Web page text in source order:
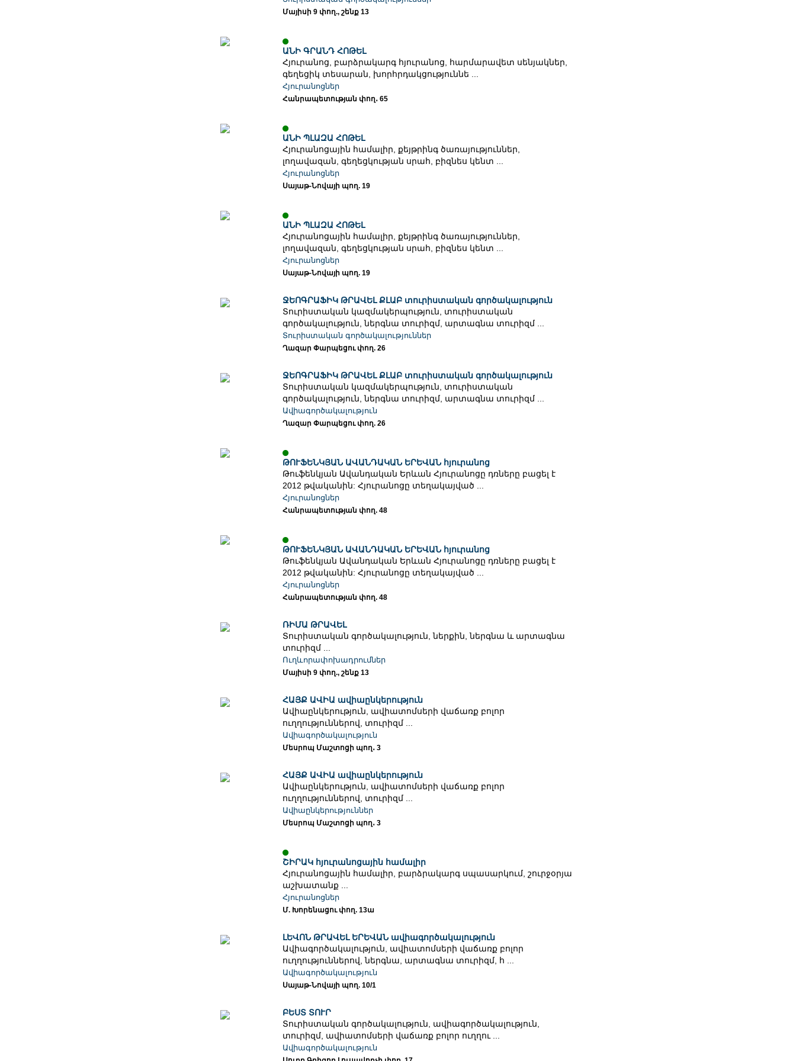
Մայիսի 9 փող., շենք 13
ԱՆԻ ԳՐԱՆԴ ՀՈԹԵԼ
Հյուրանոց, բարձրակարգ հյուրանոց, հարմարավետ սենյակներ,
գեղեցիկ տեսարան, խորհրդակցություննե ...
Հյուրանոցներ
Հանրապետության փող․ 65
ԱՆԻ ՊԼԱԶԱ ՀՈԹԵԼ
Հյուրանոցային համալիր, քեյթրինգ ծառայություններ,
լողավազան, գեղեցկության սրահ, բիզնես կենտ ...
Հյուրանոցներ
Սայաթ-Նովայի պող. 19
ԱՆԻ ՊԼԱԶԱ ՀՈԹԵԼ
Հյուրանոցային համալիր, քեյթրինգ ծառայություններ,
լողավազան, գեղեցկության սրահ, բիզնես կենտ ...
Հյուրանոցներ
Սայաթ-Նովայի պող. 19
ՋԵՈԳՐԱՖԻԿ ԹՐԱՎԵԼ ՔԼԱԲ տուրիստական գործակալություն
Տուրիստական կազմակերպություն, տուրիստական
գործակալություն, ներգնա տուրիզմ, արտագնա տուրիզմ ...
Տուրիստական գործակալություններ
Ղազար Փարպեցու փող. 26
ՋԵՈԳՐԱՖԻԿ ԹՐԱՎԵԼ ՔԼԱԲ տուրիստական գործակալություն
Տուրիստական կազմակերպություն, տուրիստական
գործակալություն, ներգնա տուրիզմ, արտագնա տուրիզմ ...
Ավիագործակալություն
Ղազար Փարպեցու փող. 26
ԹՈՒՖԵՆԿՅԱՆ ԱՎԱՆԴԱԿԱՆ ԵՐԵՎԱՆ հյուրանոց
Թուֆենկյան Ավանդական Երևան Հյուրանոցը դռները բացել է
2012 թվականին: Հյուրանոցը տեղակայված ...
Հյուրանոցներ
Հանրապետության փող. 48
ԹՈՒՖԵՆԿՅԱՆ ԱՎԱՆԴԱԿԱՆ ԵՐԵՎԱՆ հյուրանոց
Թուֆենկյան Ավանդական Երևան Հյուրանոցը դռները բացել է
2012 թվականին: Հյուրանոցը տեղակայված ...
Հյուրանոցներ
Հանրապետության փող. 48
ՌԻՄԱ ԹՐԱՎԵԼ
Տուրիստական գործակալություն, ներքին, ներգնա և արտագնա
տուրիզմ ...
Ուղևորափոխադրումներ
Մայիսի 9 փող., շենք 13
ՀԱՅՔ ԱՎԻԱ ավիաընկերություն
Ավիաընկերություն, ավիատոմսերի վաճառք բոլոր
ուղղություններով, տուրիզմ ...
Ավիագործակալություն
Մեսրոպ Մաշտոցի պող․ 3
ՀԱՅՔ ԱՎԻԱ ավիաընկերություն
Ավիաընկերություն, ավիատոմսերի վաճառք բոլոր
ուղղություններով, տուրիզմ ...
Ավիաընկերություններ
Մեսրոպ Մաշտոցի պող․ 3
ՇԻՐԱԿ հյուրանոցային համալիր
Հյուրանոցային համալիր, բարձրակարգ սպասարկում, շուրջօրյա
աշխատանք ...
Հյուրանոցներ
Մ. Խորենացու փող. 13ա
ԼԵՎՈՆ ԹՐԱՎԵԼ ԵՐԵՎԱՆ ավիագործակալություն
Ավիագործակալություն, ավիատոմսերի վաճառք բոլոր
ուղղություններով, ներգնա, արտագնա տուրիզմ, հ ...
Ավիագործակալություն
Սայաթ-Նովայի պող. 10/1
ԲԵՍՏ ՏՈՒՐ
Տուրիստական գործակալություն, ավիագործակալություն,
տուրիզմ, ավիատոմսերի վաճառք բոլոր ուղղու ...
Ավիագործակալություն